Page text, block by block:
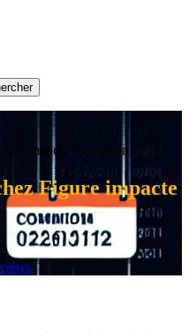
impacte un million…
Figure impacte